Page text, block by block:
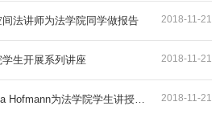
2018-11-21
法讲师为法学院同学做报告
2018-11-21
生开展系列讲座
2018-11-21